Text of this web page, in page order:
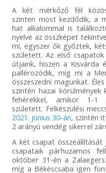
A két mérkőző fél
szinten most kezdődik, a
hat alkalommal is
nyelve az összképet
mi, egyszer ők győztek,
született. Az első
útjaink, hiszen a Kisvárda
pallérozódik, míg mi a
összeszedni magunkat.
szintén hazai
fehérekkel, amikor 1-1
született. Felkészülési
2021. június 30-án, szintén
2 arányú vendég sikerrel
A két csapat összeállítását
csapataik párhuzamos
október 31-én a
míg a Békéscsaba igen